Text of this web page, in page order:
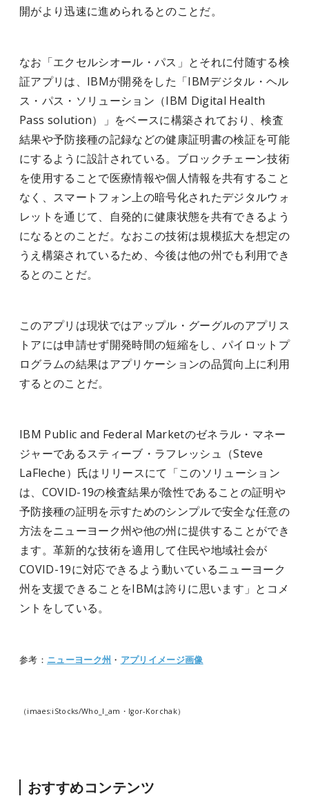
開がより迅速に進められるとのことだ。
なお「エクセルシオール・パス」とそれに付随する検
証アプリは、IBMが開発をした「IBMデジタル・ヘル
ス・パス・ソリューション（IBM Digital Health
Pass solution）」をベースに構築されており、検査
結果や予防接種の記録などの健康証明書の検証を可能
にするように設計されている。ブロックチェーン技術
を使用することで医療情報や個人情報を共有すること
なく、スマートフォン上の暗号化されたデジタルウォ
レットを通じて、自発的に健康状態を共有できるよう
になるとのことだ。なおこの技術は規模拡大を想定の
うえ構築されているため、今後は他の州でも利用でき
るとのことだ。
このアプリは現状ではアップル・グーグルのアプリス
トアには申請せず開発時間の短縮をし、パイロットプ
ログラムの結果はアプリケーションの品質向上に利用
するとのことだ。
IBM Public and Federal Marketのゼネラル・マネー
ジャーであるスティーブ・ラフレッシュ（Steve
LaFleche）氏はリリースにて「このソリューション
は、COVID-19の検査結果が陰性であることの証明や
予防接種の証明を示すためのシンプルで安全な任意の
方法をニューヨーク州や他の州に提供することができ
ます。革新的な技術を適用して住民や地域社会が
COVID-19に対応できるよう動いているニューヨーク
州を支援できることをIBMは誇りに思います」とコメ
ントをしている。
参考： ニューヨーク州 ・ アプリイメージ画像
（imaes:iStocks/Who_I_am・Igor-Korchak）
おすすめコンテンツ